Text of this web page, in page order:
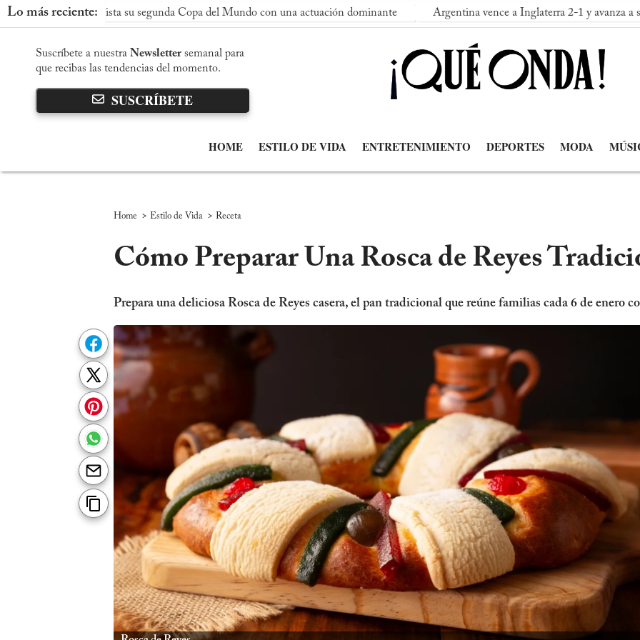
Lo más reciente:
conquista su segunda Copa del Mundo con una actuación dominante Argentina vence a Inglaterra 2-1 y avanza a su segunda
Suscríbete a nuestra Newsletter semanal para
que recibas las tendencias del momento.
SUSCRÍBETE
HOME ESTILO DE VIDA ENTRETENIMIENTO DEPORTES MODA
Home > Estilo de Vida > Receta
Cómo Preparar Una Rosca de Reyes
Prepara una deliciosa Rosca de Reyes casera, el pan tradicional que reúne familias cada 6 de enero